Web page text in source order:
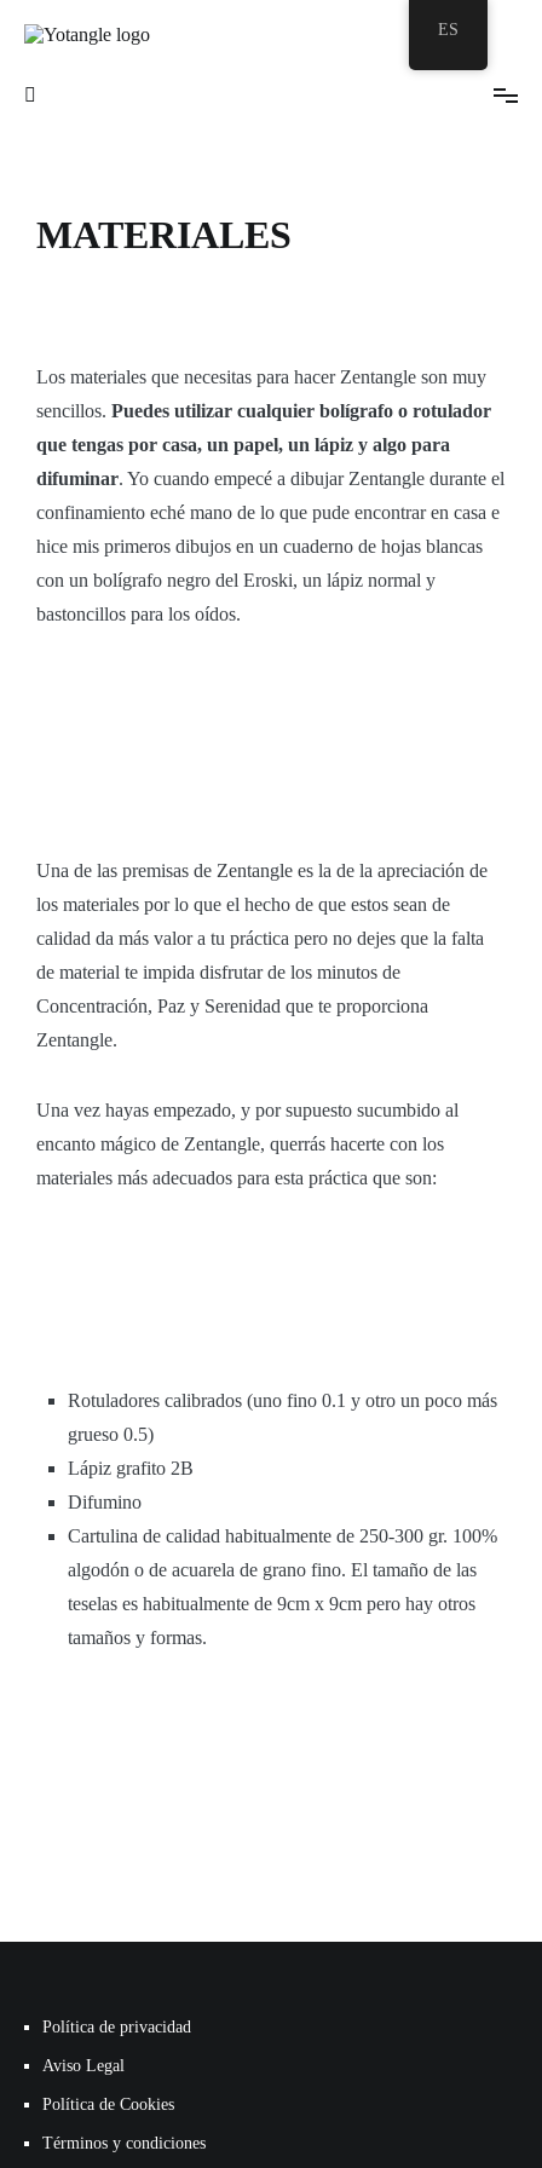
MATERIALES
Los materiales que necesitas para hacer Zentangle son muy
sencillos. Puedes utilizar cualquier bolígrafo o rotulador
que tengas por casa, un papel, un lápiz y algo para
difuminar. Yo cuando empecé a dibujar Zentangle durante el
confinamiento eché mano de lo que pude encontrar en casa e
hice mis primeros dibujos en un cuaderno de hojas blancas
con un bolígrafo negro del Eroski, un lápiz normal y
bastoncillos para los oídos.
Una de las premisas de Zentangle es la de la apreciación de
los materiales por lo que el hecho de que estos sean de
calidad da más valor a tu práctica pero no dejes que la falta
de material te impida disfrutar de los minutos de
Concentración, Paz y Serenidad que te proporciona
Zentangle.
Una vez hayas empezado, y por supuesto sucumbido al
encanto mágico de Zentangle, querrás hacerte con los
materiales más adecuados para esta práctica que son:
Rotuladores calibrados (uno fino 0.1 y otro un poco más
grueso 0.5)
Lápiz grafito 2B
Difumino
Cartulina de calidad habitualmente de 250-300 gr. 100%
algodón o de acuarela de grano fino. El tamaño de las
teselas es habitualmente de 9cm x 9cm pero hay otros
tamaños y formas.
Política de privacidad
Aviso Legal
Política de Cookies
Términos y condiciones
ES